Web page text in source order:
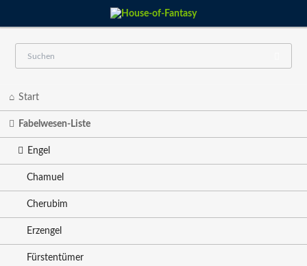
Start
Fabelwesen-Liste
Engel
Chamuel
Cherubim
Erzengel
Fürstentümer